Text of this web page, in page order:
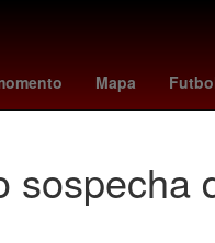
Mapa
vs Rosario alerta por